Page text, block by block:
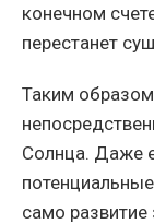
конечном
перестанет
Таким
Солнца. Даже
само